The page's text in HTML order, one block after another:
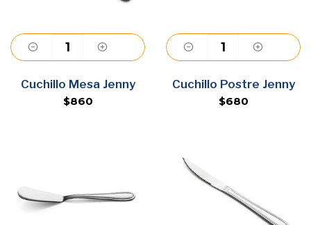
Agregar
Cuchillo Mesa Jenny
$860
Agregar
Cuchillo Postre Jenny
$680